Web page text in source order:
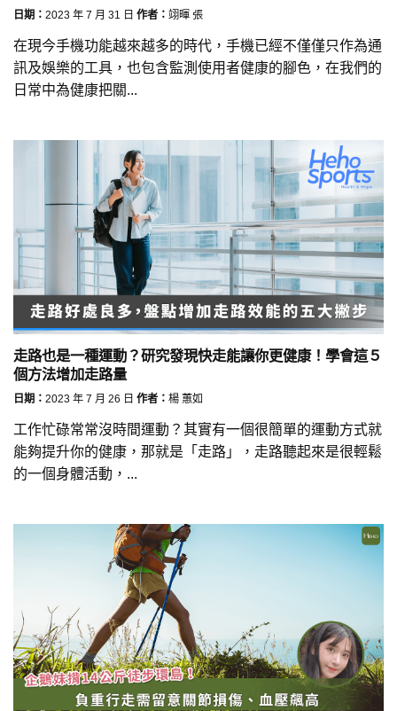
日期： 2023 年 7 月 31 日 作者： 翊暉 張
在現今手機功能越來越多的時代，手機已經不僅僅只作為通
訊及娛樂的工具，也包含監測使用者健康的腳色，在我們的
日常中為健康把關...
走路也是一種運動？研究發現快走能讓你更健康！學會這５
個方法增加走路量
日期： 2023 年 7 月 26 日 作者： 楊 蕙如
工作忙碌常常沒時間運動？其實有一個很簡單的運動方式就
能夠提升你的健康，那就是「走路」，走路聽起來是很輕鬆
的一個身體活動，...